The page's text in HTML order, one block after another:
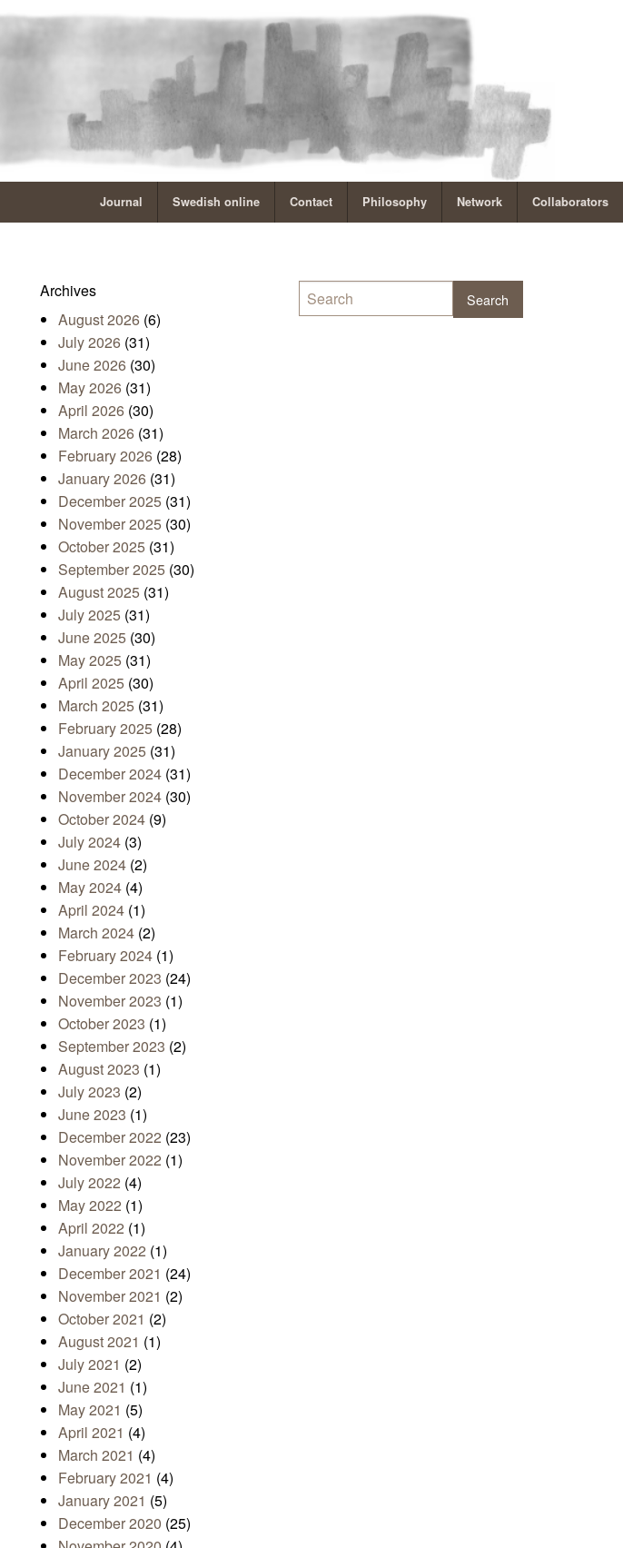
Journal Swedish online Contact Philosophy Network Collaborators
Archives
August 2026 (6)
July 2026 (31)
June 2026 (30)
May 2026 (31)
April 2026 (30)
March 2026 (31)
February 2026 (28)
January 2026 (31)
December 2025 (31)
November 2025 (30)
October 2025 (31)
September 2025 (30)
August 2025 (31)
July 2025 (31)
June 2025 (30)
May 2025 (31)
April 2025 (30)
March 2025 (31)
February 2025 (28)
January 2025 (31)
December 2024 (31)
November 2024 (30)
October 2024 (9)
July 2024 (3)
June 2024 (2)
May 2024 (4)
April 2024 (1)
March 2024 (2)
February 2024 (1)
December 2023 (24)
November 2023 (1)
October 2023 (1)
September 2023 (2)
August 2023 (1)
July 2023 (2)
June 2023 (1)
December 2022 (23)
November 2022 (1)
July 2022 (4)
May 2022 (1)
April 2022 (1)
January 2022 (1)
December 2021 (24)
November 2021 (2)
October 2021 (2)
August 2021 (1)
July 2021 (2)
June 2021 (1)
May 2021 (5)
April 2021 (4)
March 2021 (4)
February 2021 (4)
January 2021 (5)
December 2020 (25)